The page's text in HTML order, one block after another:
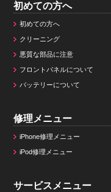
初めての方へ
初めての方へ
クリーニング
悪質な部品に注意
フロントパネルについて
バッテリーについて
修理メニュー
iPhone修理メニュー
iPod修理メニュー
サービスメニュー